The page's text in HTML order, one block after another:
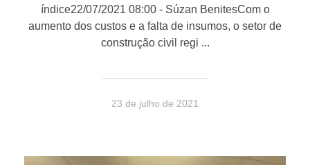
23 de julho de 2021
índice22/07/2021 08:00 - Súzan BenitesCom o
aumento dos custos e a falta de insumos, o setor de
construção civil regi ...